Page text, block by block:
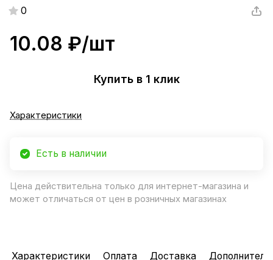
0
10.08 ₽/шт
Купить в 1 клик
Характеристики
Есть в наличии
Цена действительна только для интернет-магазина и
может отличаться от цен в розничных магазинах
Характеристики Оплата Доставка